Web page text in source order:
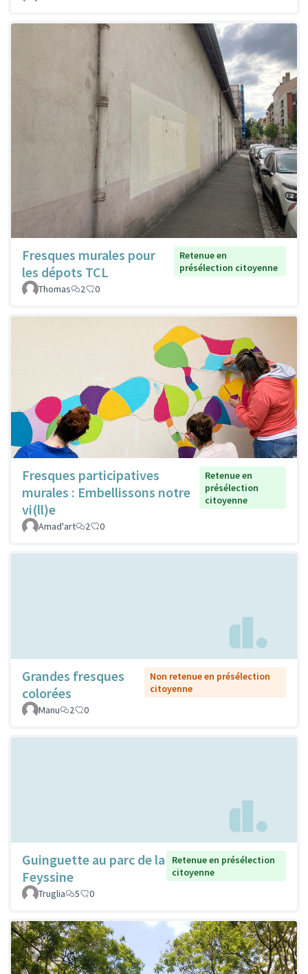
Fresques murales pour
les dépots TCL
Retenue en
présélection citoyenne
Thomas
2 0
Fresques participatives
murales : Embellissons notre
vi(ll)e
Retenue en
présélection
citoyenne
Amad'art 2 0
Grandes fresques
colorées
Non retenue en présélection
citoyenne
Manu
2 0
Guinguette au parc de la
Feyssine
Retenue en présélection
citoyenne
Truglia
5 0